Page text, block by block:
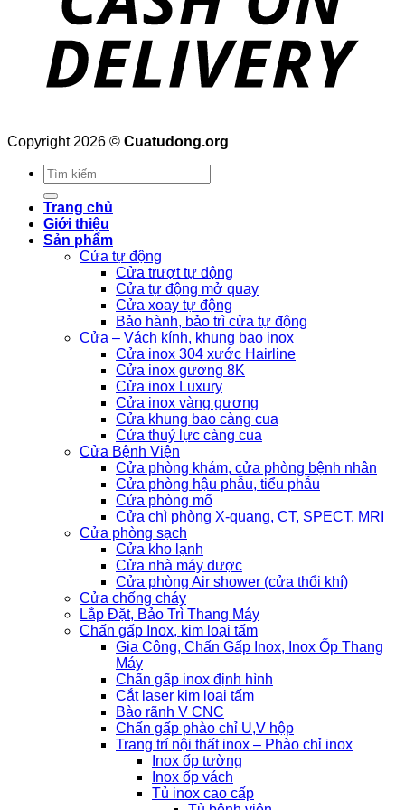
Copyright 2026 © Cuatudong.org
Tìm
kiếm:
Trang chủ
Giới thiệu
Sản phẩm
Cửa tự động
Cửa trượt tự động
Cửa tự động mở quay
Cửa xoay tự động
Bảo hành, bảo trì cửa tự động
Cửa – Vách kính, khung bao inox
Cửa inox 304 xước Hairline
Cửa inox gương 8K
Cửa inox Luxury
Cửa inox vàng gương
Cửa khung bao càng cua
Cửa thuỷ lực càng cua
Cửa Bệnh Viện
Cửa phòng khám, cửa phòng bệnh nhân
Cửa phòng hậu phẫu, tiểu phẫu
Cửa phòng mổ
Cửa chì phòng X-quang, CT, SPECT, MRI
Cửa phòng sạch
Cửa kho lạnh
Cửa nhà máy dược
Cửa phòng Air shower (cửa thổi khí)
Cửa chống cháy
Lắp Đặt, Bảo Trì Thang Máy
Chấn gấp Inox, kim loại tấm
Gia Công, Chấn Gấp Inox, Inox Ốp Thang
Máy
Chấn gấp inox định hình
Cắt laser kim loại tấm
Bào rãnh V CNC
Chấn gấp phào chỉ U,V hộp
Trang trí nội thất inox – Phào chỉ inox
Inox ốp tường
Inox ốp vách
Tủ inox cao cấp